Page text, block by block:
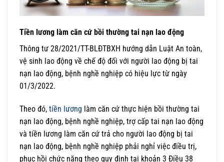
Tiền lương làm căn cứ bồi thường tai nạn lao động
Thông tư 28/2021/TT-BLĐTBXH hướng dẫn Luật An toàn,
vệ sinh lao động về chế độ đối với người lao động bị tai
nạn lao động, bệnh nghề nghiệp có hiệu lực từ ngày
01/3/2022.
Theo đó, tiền lương làm căn cứ thực hiện bồi thường tai
nạn lao động, bệnh nghề nghiệp, trợ cấp tai nạn lao động
và tiền lương làm căn cứ trả cho người lao động bị tai
nạn lao động, bệnh nghề nghiệp phải nghỉ việc điều trị,
phục hồi chức năng theo quy định tại khoản 3 Điều 38